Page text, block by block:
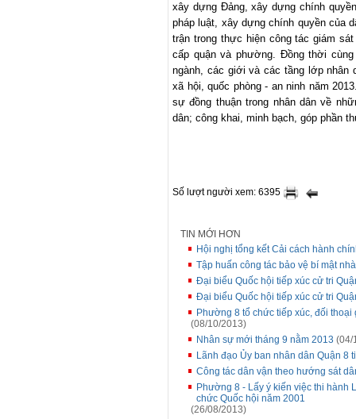
xây dựng Đảng, xây dựng chính
pháp luật, xây dựng chính quyền của
trận trong thực hiện công tác giám
cấp quận và phường. Đồng thời
ngành, các giới và các tầng lớp nhân
xã hội, quốc phòng - an ninh năm
sự đồng thuận trong nhân dân về
dân; công khai, minh bạch, góp phần
Số lượt người xem: 6395
TIN MỚI HƠN
Hội nghị tổng kết Cải cách hành
Tập huấn công tác bảo vệ bí mật
Đại biểu Quốc hội tiếp xúc cử tri
Đại biểu Quốc hội tiếp xúc cử tri
Phường 8 tổ chức tiếp xúc, đối
(08/10/2013)
Nhân sự mới tháng 9 nằm 2013 (04/
Lãnh đạo Ủy ban nhân dân Quận 8
Công tác dân vận theo hướng sát
Phường 8 - Lấy ý kiến việc thi hành
chức Quốc hội năm 2001
(26/08/2013)